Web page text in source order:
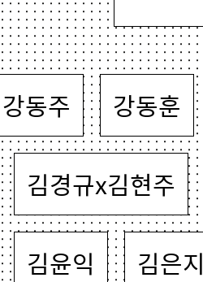
강동주 강동훈
김경규x김현주
김윤익 김은지